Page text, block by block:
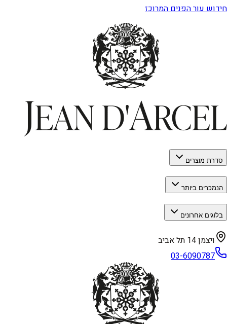
חידוש עור הפנים המרוכז
סדרת מוצרים
הנמכרים ביותר
בלוגים אחרונים
ויצמן 14 תל אביב
03-6090787